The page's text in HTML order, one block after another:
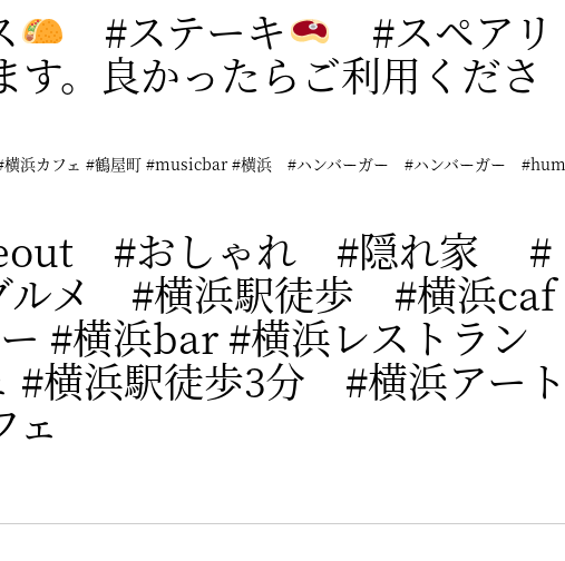
#ステーキ #スペアリ
。良かったらご利用くださ
浜カフェ #鶴屋町 #musicbar #横浜 #ハンバーガー #ハンバーガー #hum
#おしゃれ #隠れ家 #
ルメ #横浜駅徒歩 #横浜caf
#横浜bar #横浜レストラン
#横浜駅徒歩3分 #横浜アート
ェ